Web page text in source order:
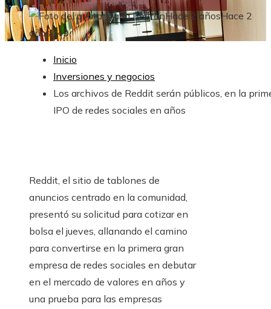
María BeltránHace 2 añosHace 2
años449
Inicio
Inversiones y negocios
Los archivos de Reddit serán públicos, en la
IPO de redes sociales en años
Reddit, el sitio de tablones de
anuncios centrado en la comunidad,
presentó su solicitud para cotizar en
bolsa el jueves, allanando el camino
para convertirse en la primera gran
empresa de redes sociales en debutar
en el mercado de valores en años y
una prueba para las empresas